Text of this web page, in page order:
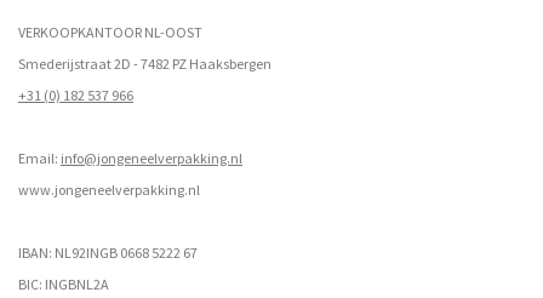
VERKOOPKANTOOR NL-OOST
Smederijstraat 2D - 7482 PZ Haaksbergen
+31 (0) 182 537 966
Email: info@jongeneelverpakking.nl
www.jongeneelverpakking.nl
IBAN: NL92INGB 0668 5222 67
BIC: INGBNL2A